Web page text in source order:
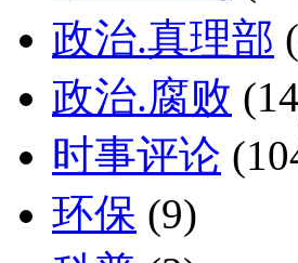
政治.真理部
政治.腐败
时事评论
环保 (9)